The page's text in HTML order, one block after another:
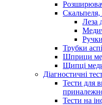
Скальпеля,
Леза
Трубки
Шприци
Щипці
Діагностичні
Тести для
Тести на